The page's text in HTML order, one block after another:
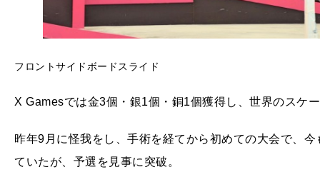
フロントサイドボードスライド
X Gamesでは金3個・銀1個・銅1個獲得し、世界のスケ
昨年9月に怪我をし、手術を経てから初めての大会で、
ていたが、予選を見事に突破。